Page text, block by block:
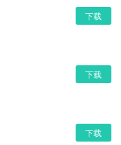
下载
下载
下载